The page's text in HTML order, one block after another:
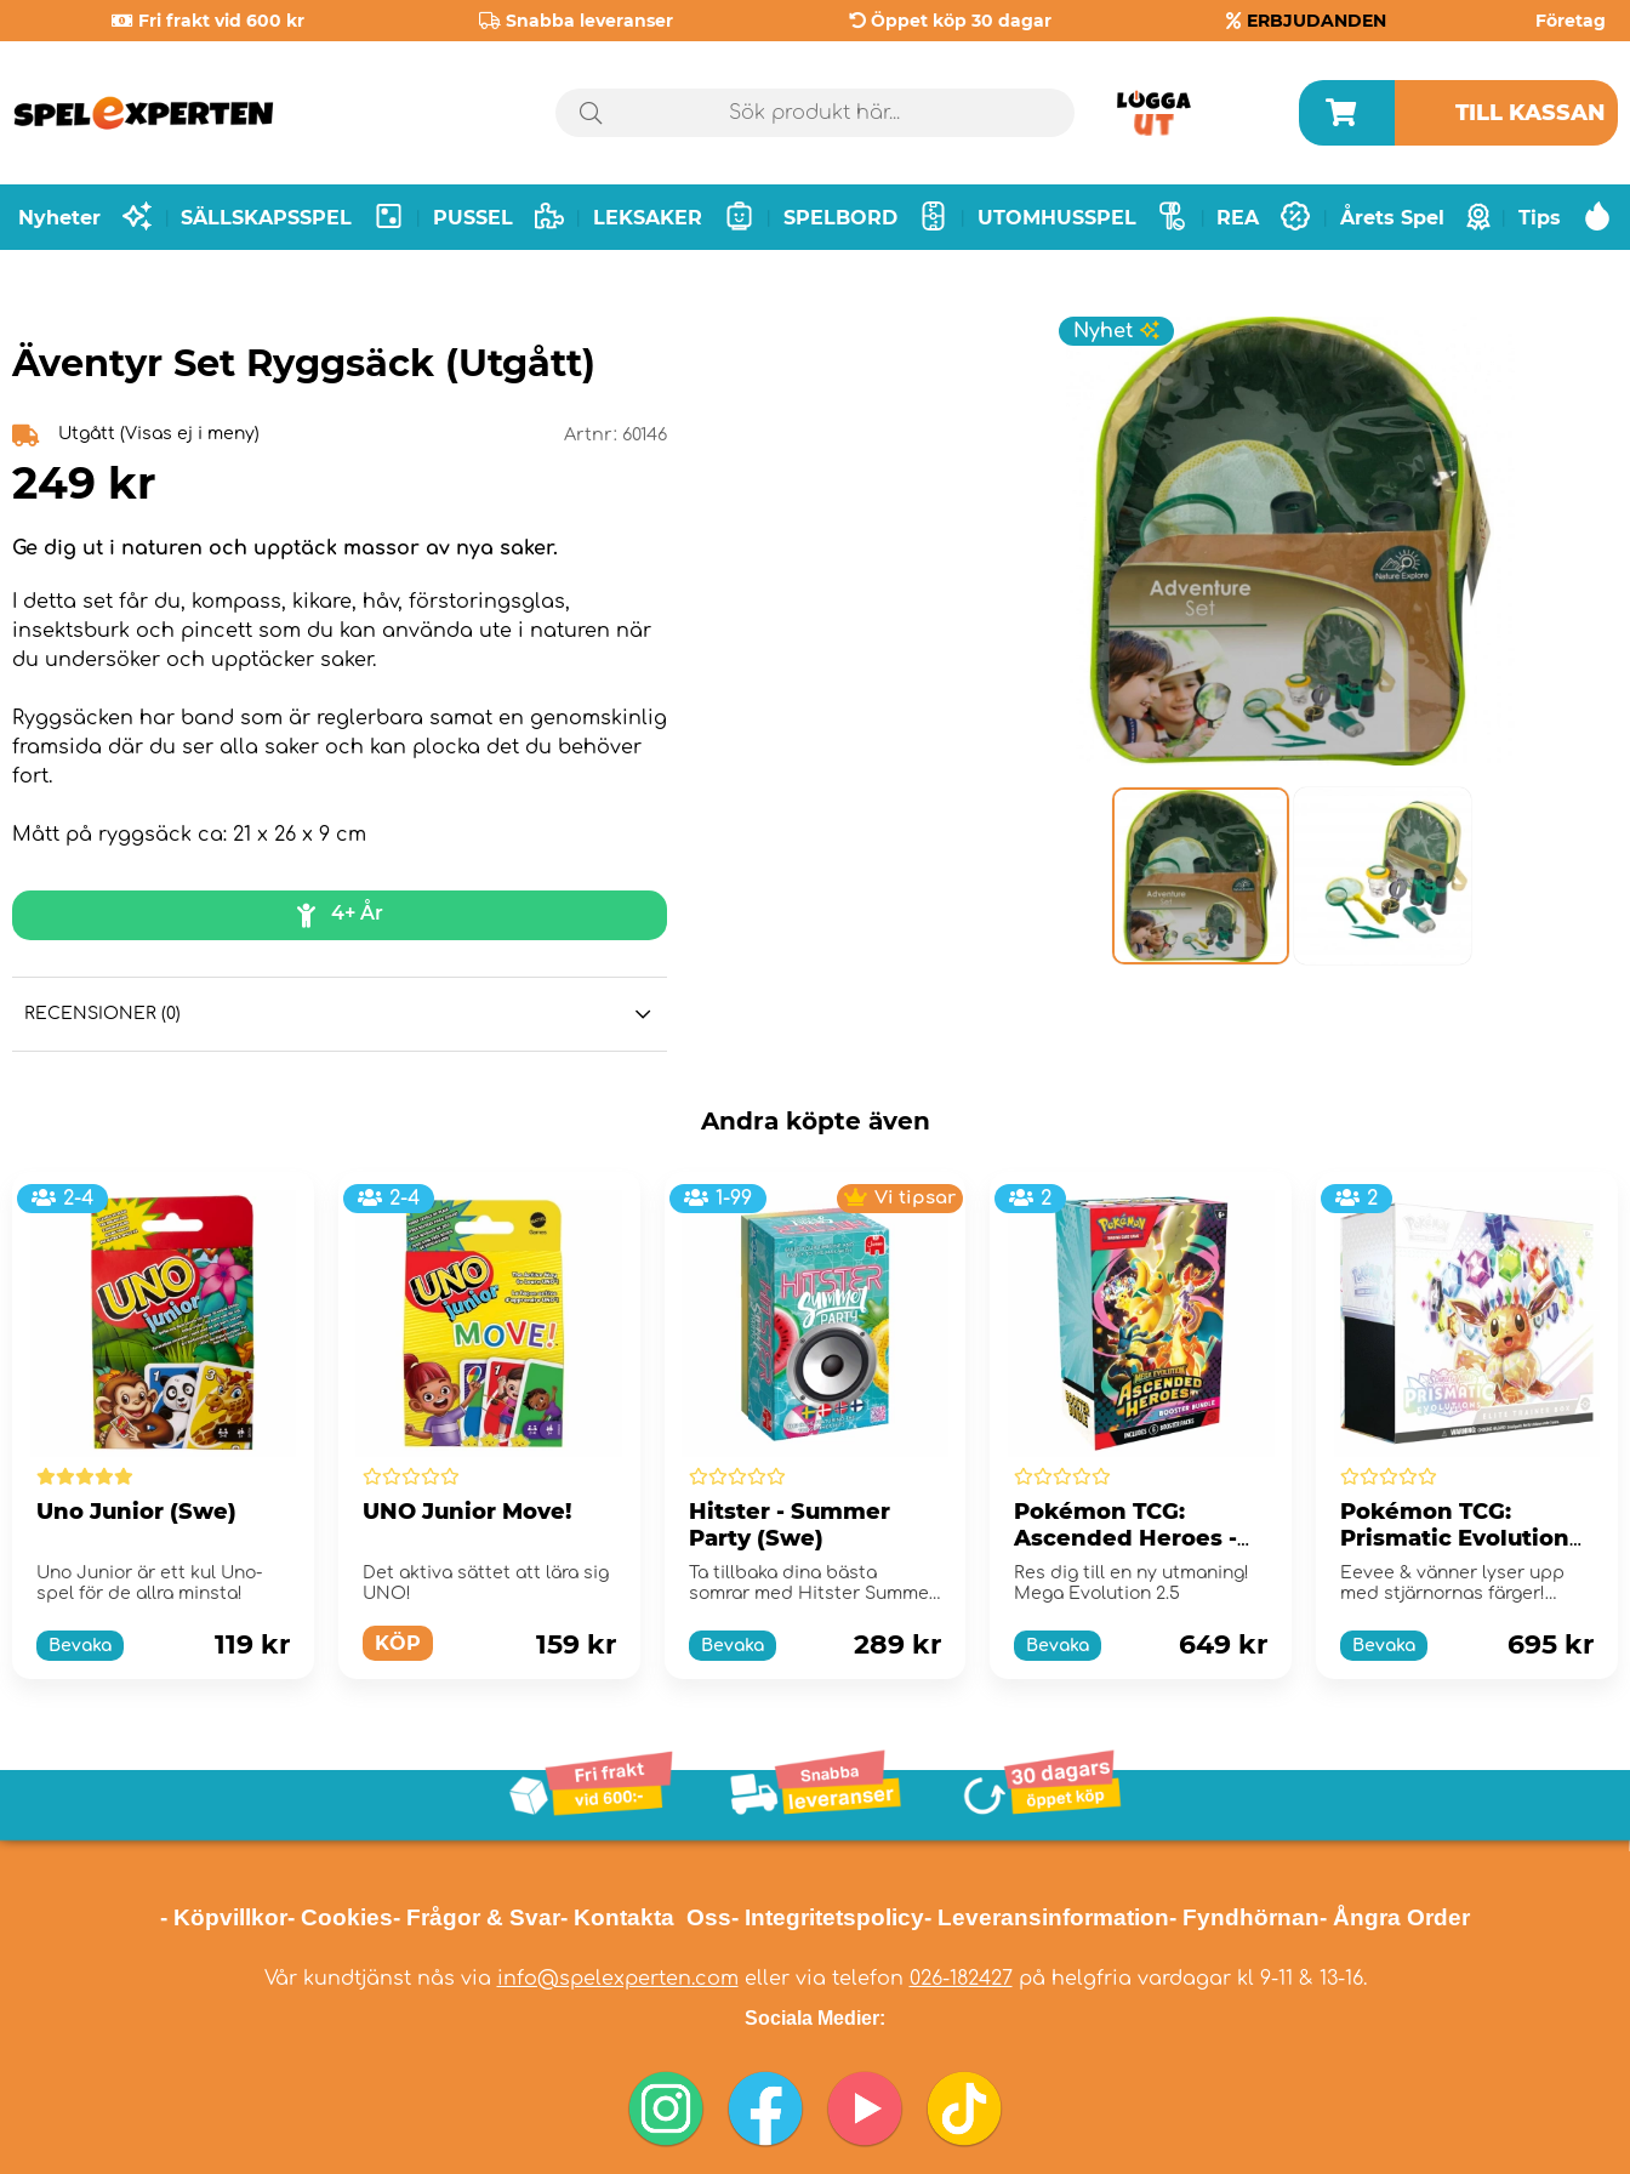
Fri frakt vid 600 kr Snabba leveranser Öppet köp 30 dagar ERBJUDANDEN Företag
TILL KASSAN
Nyheter SÄLLSKAPSSPEL PUSSEL LEKSAKER SPELBORD UTOMHUSSPEL REA Årets Spel Tips
Äventyr Set Ryggsäck (Utgått)
Utgått (Visas ej i meny) Artnr: 60146
249 kr
Ge dig ut i naturen och upptäck massor av nya saker.
I detta set får du, kompass, kikare, håv, förstoringsglas,
insektsburk och pincett som du kan använda ute i naturen när
du undersöker och upptäcker saker.
Ryggsäcken har band som är reglerbara samat en genomskinlig
framsida där du ser alla saker och kan plocka det du behöver
fort.
Mått på ryggsäck ca: 21 x 26 x 9 cm
4+ År
RECENSIONER (0)
Nyhet
Andra köpte även
2-4
Uno Junior (Swe)
Uno Junior är ett kul Uno-
spel för de allra minsta!
Bevaka 119 kr
2-4
UNO Junior Move!
Det aktiva sättet att lära sig
UNO!
KÖP 159 kr
1-99 Vi tipsar
Hitster - Summer
Party (Swe)
Ta tillbaka dina bästa
somrar med Hitster Summer
Bevaka
289 kr
2
Pokémon TCG:
Ascended Heroes -
Booster Bundle
Res dig till en ny utmaning!
Mega Evolution 2.5
Bevaka 649 kr
2
Pokémon TCG:
Prismatic Evolutions
Elite Trainer Box
Eevee & vänner lyser upp
med stjärnornas färger!
Bevaka
695 kr
- Köpvillkor- Cookies- Frågor & Svar- Kontakta Oss- Integritetspolicy- Leveransinformation- Fyndhörnan- Ångra Order
Vår kundtjänst nås via info@spelexperten.com eller via telefon 026-182427på helgfria vardagar kl 9-11 & 13-16.
Sociala Medier: